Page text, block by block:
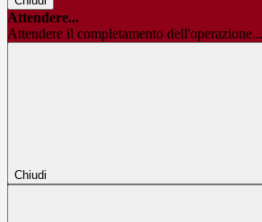
Attendere...
Attendere il completamento dell'operazione...
Chiudi